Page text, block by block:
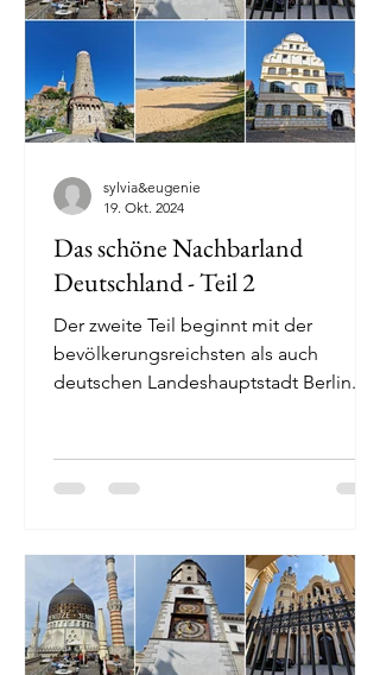
Das schöne Nachbarland
Deutschland - Teil 2
Der zweite Teil beginnt mit der
bevölkerungsreichsten als auch
deutschen Landeshauptstadt Berlin.
sylvia&eugenie
19. Okt. 2024